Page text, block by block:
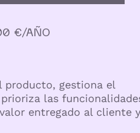
€/AÑO
producto, gestiona el
las
entregado al cliente y